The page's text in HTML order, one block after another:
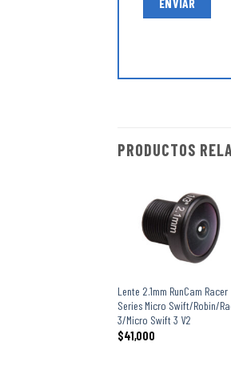
PRODUCTOS
Lente 2.1mm RunCam Racer
Series Micro Swift/Robin/
3/Micro Swift 3 V2
$41,000